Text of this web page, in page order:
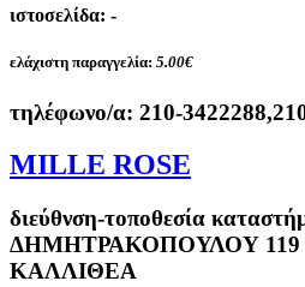
ιστοσελίδα: -
ελάχιστη παραγγελία: 5.00€
τηλέφωνο/α: 210-
MILLE ROSE
διεύθνση-τοποθεσία
ΔΗΜΗΤΡΑΚΟΠΟΥΛΟΥ 119
ΚΑΛΛΙΘΕΑ